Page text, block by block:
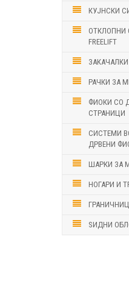
КУЈНСКИ
ОТКЛОПНИ
FREELIFT
РАЧКИ ЗА
ФИОКИ СО
СТРАНИЦИ
СИСТЕМИ
ДРВЕНИ
ШАРКИ ЗА
НОГАРИ И
ЅИДНИ